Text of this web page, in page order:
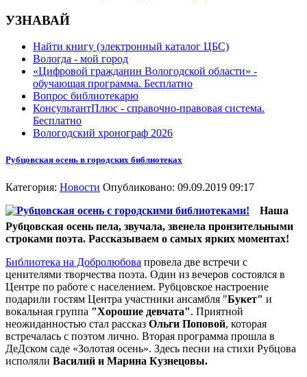
УЗНАВАЙ
Найти книгу (электронный каталог ЦБС)
Вологда - мой город
«Цифровой гражданин Вологодской области» -
обучающая программа. Бесплатно
Вопрос библиотекарю
КонсультантПлюс - справочно-правовая система.
Бесплатно
Вологодский хронограф 2026
Рубцовская осень в городских библиотеках
Категория: Новости Опубликовано: 09.09.2019 09:17
Наша
Рубцовская осень пела, звучала, звенела пронзительными
строками поэта. Рассказываем о самых ярких моментах!
Библиотека на Добролюбова провела две встречи с
ценителями творчества поэта. Один из вечеров состоялся в
Центре по работе с населением. Рубцовское настроение
подарили гостям Центра участники ансамбля "Букет" и
вокальная группа "Хорошие девчата". Приятной
неожиданностью стал рассказ Ольги Поповой, которая
встречалась с поэтом лично. Вторая программа прошла в
ДеДском саде «Золотая осень». Здесь песни на стихи Рубцова
исполяли Василий и Марина Кузнецовы.